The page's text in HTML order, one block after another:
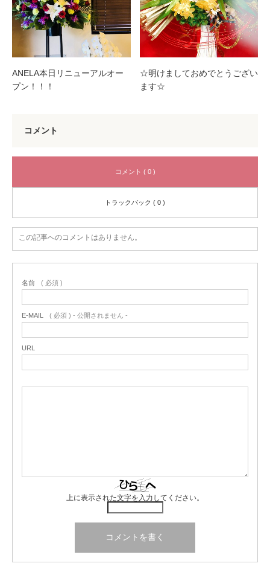
ANELA本日リニューアルオー
プン！！！
☆明けましておめでとうござい
ます☆
コメント
コメント ( 0 )
トラックバック ( 0 )
この記事へのコメントはありません。
名前 ( 必須 )
E-MAIL ( 必須 ) - 公開されません -
URL
上に表示された文字を入力してください。